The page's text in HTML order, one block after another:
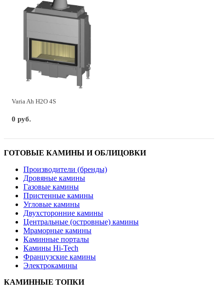
Varia Ah H2O 4S
0 руб.
ГОТОВЫЕ КАМИНЫ И ОБЛИЦОВКИ
Производители (бренды)
Дровяные камины
Газовые камины
Пристенные камины
Угловые камины
Двухсторонние камины
Центральные (островные) камины
Мраморные камины
Каминные порталы
Камины Hi-Tech
Французские камины
Электрокамины
КАМИННЫЕ ТОПКИ